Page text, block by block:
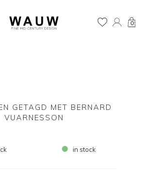
0
GETAGD MET BERNARD
VUARNESSON
in stock